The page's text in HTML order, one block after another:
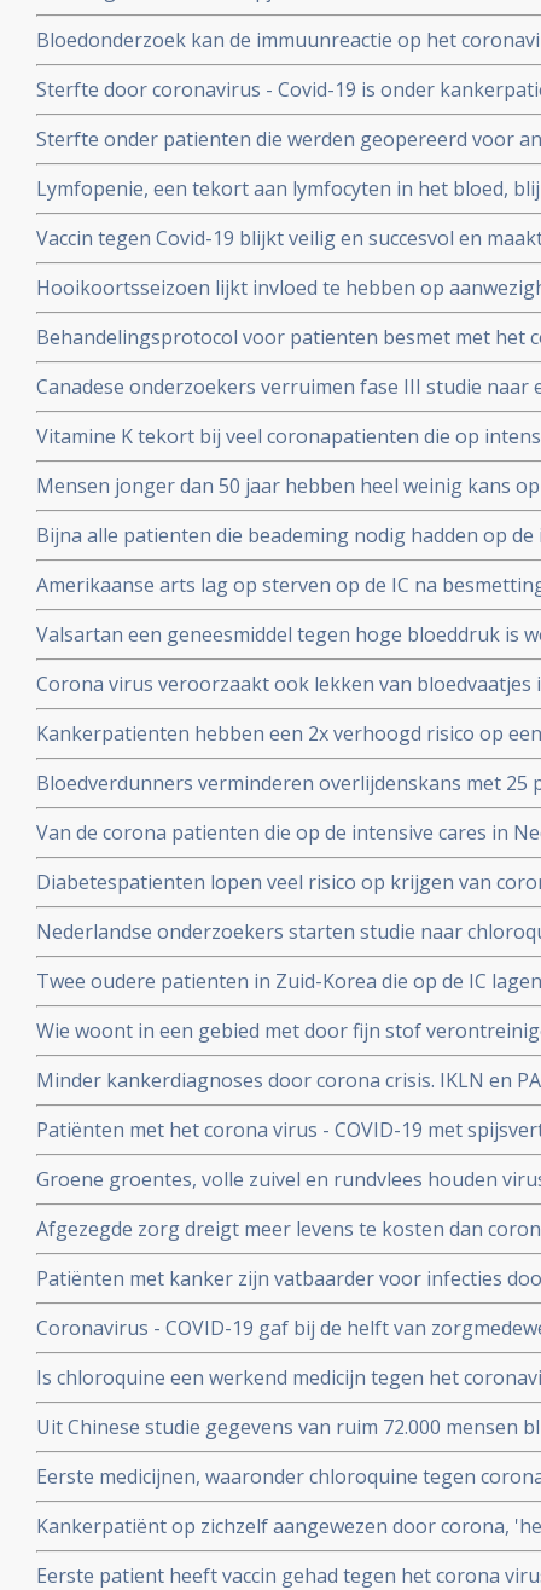
besmet worden met het coronavirus - COVID-19 blijkt
Bloedonderzoek kan de immuunreactie op het
volgen en voorspellen hoe de ziekte zich zal
Sterfte door coronavirus - Covid-19 is onder
met mensen zonder kanker maar voor extra risico
bewijs. Blijkt uit grote internationale studie.
Sterfte onder patienten die werden geopereerd voor
beduidend hoger bij mensen die vooraf of binnen een
met het coronavirus - Covid-19 blijkt uit grote
Lymfopenie, een tekort aan lymfocyten in het bloed,
ernst van klachten en sterfterisico bij patienten
19
Vaccin tegen Covid-19 blijkt veilig en succesvol en
van de 108 deelnemers aan Chinese studie
Hooikoortsseizoen lijkt invloed te hebben op
virus (COVID-19) blijkt uit studie van Erasmus MC
Behandelingsprotocol voor patienten besmet met het
combinatie van corticosteroïden, hoge dosis
bloedverdunners blijkt succesvolle aanpak
Canadese onderzoekers verruimen fase III studie
dosis vitamine C bij sepsis met opnemen van patienten
studieprotocol
Vitamine K tekort bij veel coronapatienten die op
en beademing nodig hadden blijkt uit Nederlands
Mensen jonger dan 50 jaar hebben heel weinig kans
met het coronavirus, blijkt uit onderzoek van de
Bijna alle patienten die beademing nodig hadden op
Yorkse ziekenhuizen overleden (88 procent).
waren de belangrijkste factoren
Amerikaanse arts lag op sterven op de IC na
infusen met hoge dosis vitamine C redde zijn leven
Valsartan een geneesmiddel tegen hoge bloeddruk is
het corona virus. Nederlandse onderzoekers aan de
gerandomiseerd onderzoek. ]
Corona virus veroorzaakt ook lekken van
de ACE2-receptoren en maakt dit corona virus nog
onderzoekers aan de Radboud universiteit
Kankerpatienten hebben een 2x verhoogd risico op
virus blijkt uit studie in Wujang. Waarschijnlijk doordat
Bloedverdunners verminderen overlijdenskans met
corona virus die een SOHA score - sepsis-
hadden bij opname op de Intensive Care
Van de corona patienten die op de intensive cares in
32 procent mensen met ernstig overgewicht en
Diabetespatienten lopen veel risico op krijgen van
eerste Nederlandse onderzoek onder 100 patienten.
Nederlandse onderzoekers starten studie naar
patienten die besmet zijn met het coronavirus - COVID-
Twee oudere patienten in Zuid-Korea die op de IC
corona virus door bloedplasma behandeling van
Wie woont in een gebied met door fijn stof
groter risico op overlijden aan corona virus in
zuiverder lucht
Minder kankerdiagnoses door corona crisis. IKLN en
effecten op langere termijn schrijven zij in een brief.
Patiënten met het corona virus - COVID-19 met
slechtere prognose om te overleven dan patiënten
Groene groentes, volle zuivel en rundvlees houden
blijkt uit studie van kinderarts Ellen van der Gaag. En
virus (COVID-19)
Afgezegde zorg dreigt meer levens te kosten dan
van Gupta Strategists, een adviesbureau gericht op de
Patiënten met kanker zijn vatbaarder voor infecties
(beenmergonderdrukking) veroorzaakt door hun
overleden daardoor relatief meer kankerpatienten
Coronavirus - COVID-19 gaf bij de helft van
verkoudheid en geen koorts en zij bleven gewoon
onderzoek bij 86 zorgmedewerkers
Is chloroquine een werkend medicijn tegen het
wel op. Hier een paar studies
Uit Chinese studie gegevens van ruim 72.000 mensen
mensen besmet met het corona virus - Covid-19
herstelt
Eerste medicijnen, waaronder chloroquine tegen
uitstekend te werken. 80 procent minder virus in bloed,
onderzoekers
Kankerpatiënt op zichzelf aangewezen door corona,
NOS in een artikel
Eerste patient heeft vaccin gehad tegen het corona